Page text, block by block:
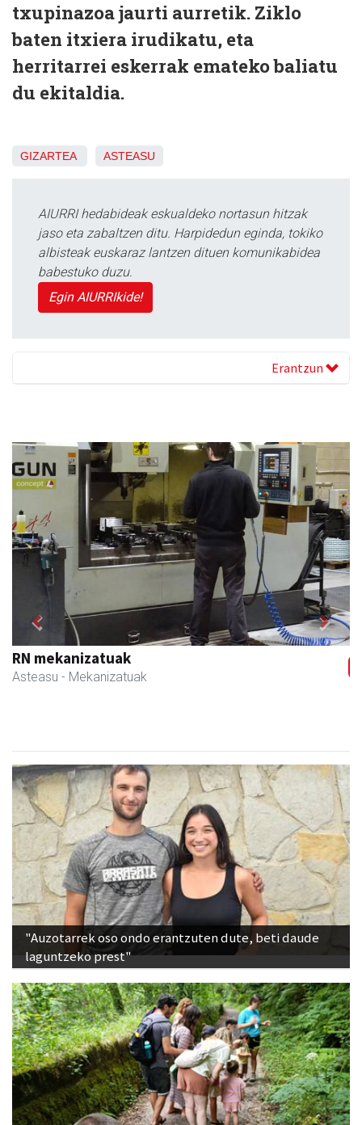
txupinazoa jaurti aurretik. Ziklo
baten itxiera irudikatu, eta
herritarrei eskerrak emateko baliatu
du ekitaldia.
GIZARTEA ASTEASU
AIURRI hedabideak eskualdeko nortasun hitzak
jaso eta zabaltzen ditu. Harpidedun eginda, tokiko
albisteak euskaraz lantzen dituen komunikabidea
babestuko duzu.
Egin AIURRIkide!
Erantzun
Previous Next
"Auzotarrek oso ondo erantzuten dute, beti daude
laguntzeko prest"